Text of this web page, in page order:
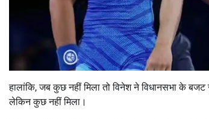
हालांकि, जब कुछ नहीं मिला तो विनेश ने विधानसभा के
लेकिन कुछ नहीं मिला।